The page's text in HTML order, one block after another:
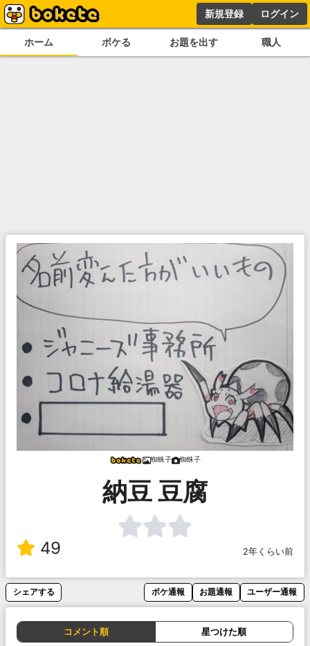
新規登録 ログイン
ホーム ボケる お題を出す 職人
蜘蛛子 蜘蛛子
納豆 豆腐
49 2年くらい前
シェアする ボケ通報 お題通報 ユーザー通報
コメント順 星つけた順